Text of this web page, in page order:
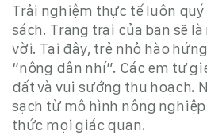
Trải nghiệm thực tế luôn
sách. Trang trại của bạn sẽ
vời. Tại đây, trẻ nhỏ hào
“nông dân nhí”. Các em tự
đất và vui sướng thu hoạch.
sạch từ mô hình nông
thức mọi giác quan.